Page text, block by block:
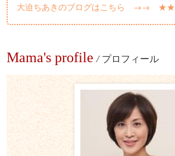
大迫ちあきのブログはこちら →→ ★★
Mama's profile / プロフィール